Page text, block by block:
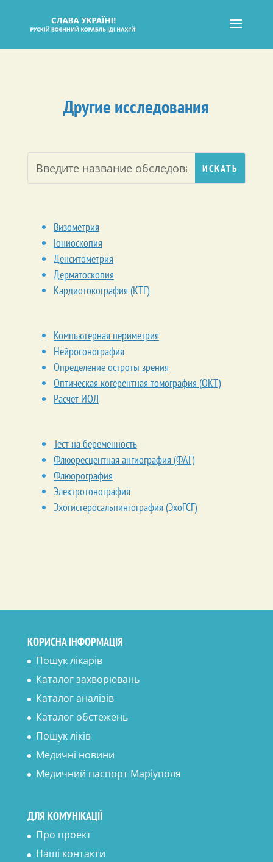
Другие исследования
Визометрия
Гониоскопия
Денситометрия
Дерматоскопия
Кардиотокография (КТГ)
Компьютерная периметрия
Нейросонография
Определение остроты зрения
Оптическая когерентная томография (ОКТ)
Расчет ИОЛ
Тест на беременность
Флюоресцентная ангиография (ФАГ)
Флюорография
Электротонография
Эхогистеросальпингография (ЭхоГСГ)
КОРИСНА ІНФОРМАЦІЯ
Пошук лікарів
Каталог захворювань
Каталог аналізів
Каталог обстежень
Пошук ліків
Медичні новини
Медичний паспорт Маріуполя
ДЛЯ КОМУНІКАЦІЇ
Про проект
Наші контакти